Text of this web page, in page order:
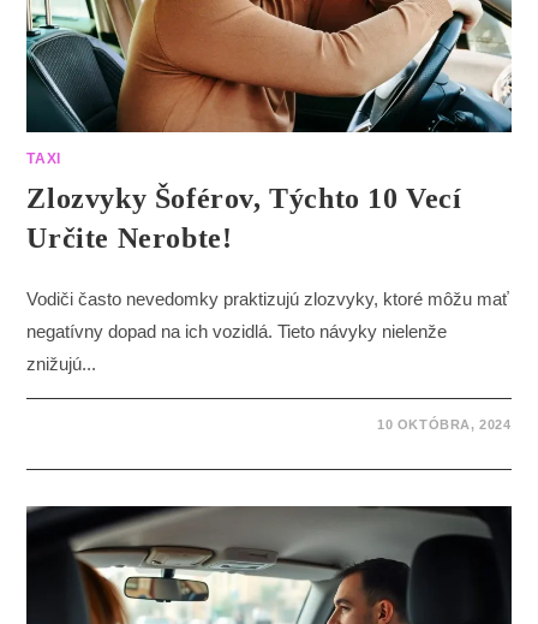
TAXI
Zlozvyky Šoférov, Týchto 10 Vecí
Určite Nerobte!
Vodiči často nevedomky praktizujú zlozvyky, ktoré môžu mať
negatívny dopad na ich vozidlá. Tieto návyky nielenže
znižujú...
10 OKTÓBRA, 2024